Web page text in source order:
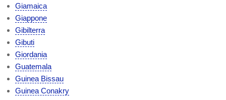
Giamaica
Giappone
Gibilterra
Gibuti
Giordania
Guatemala
Guinea Bissau
Guinea Conakry